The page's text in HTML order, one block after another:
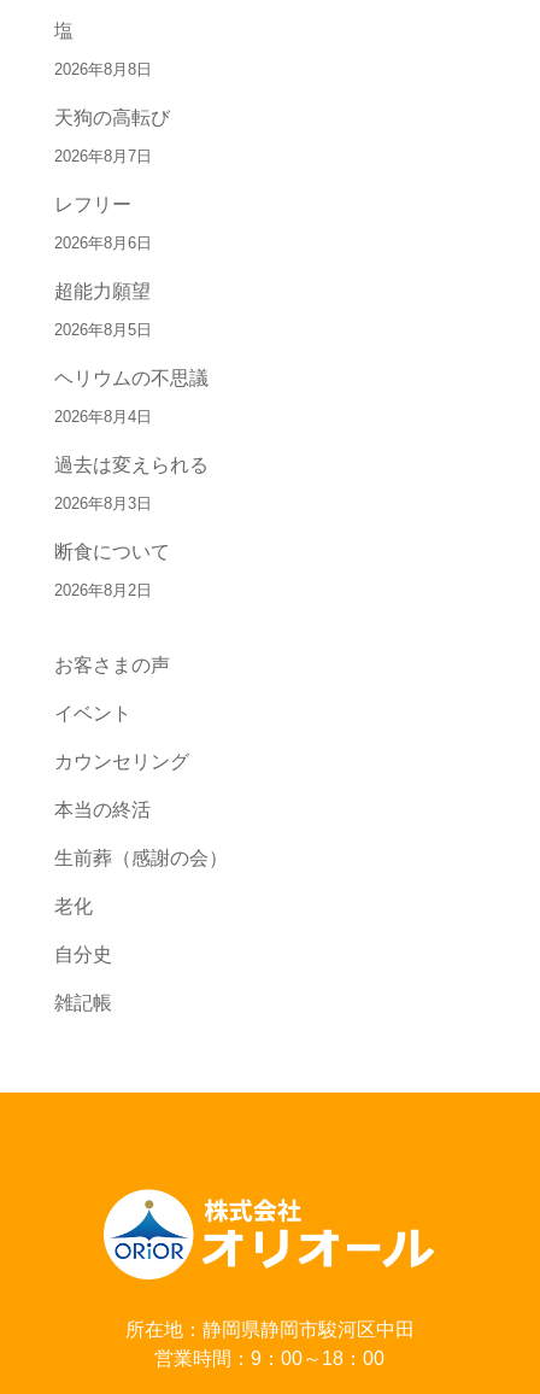
塩
2026年8月8日
天狗の高転び
2026年8月7日
レフリー
2026年8月6日
超能力願望
2026年8月5日
ヘリウムの不思議
2026年8月4日
過去は変えられる
2026年8月3日
断食について
2026年8月2日
お客さまの声
イベント
カウンセリング
本当の終活
生前葬（感謝の会）
老化
自分史
雑記帳
所在地：静岡県静岡市駿河区中田
営業時間：9：00～18：00